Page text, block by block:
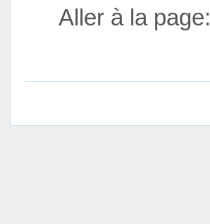
Aller à la page: